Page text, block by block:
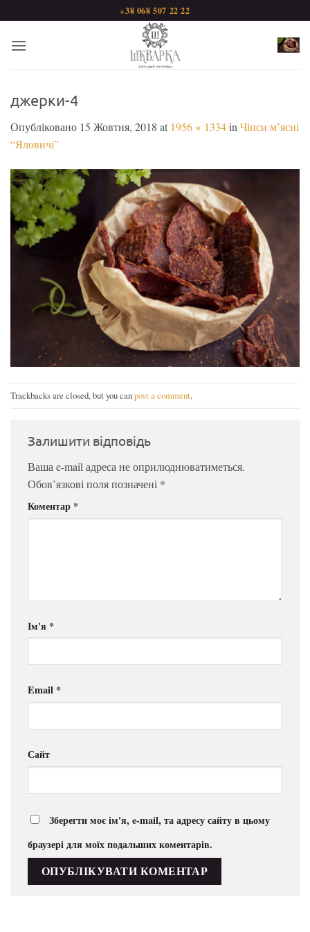
+38 068 507 22 22
джерки-4
Опубліковано 15 Жовтня, 2018 at 1956 × 1334in Чіпси м’ясні
“Яловичі”
Trackbacks are closed, but you canpost a comment.
Залишити відповідь
Ваша e-mail адреса не оприлюднюватиметься.
Обов’язкові поля позначені *
Коментар *
Ім'я *
Email *
Сайт
Зберегти моє ім'я, e-mail, та адресу сайту в цьому
браузері для моїх подальших коментарів.